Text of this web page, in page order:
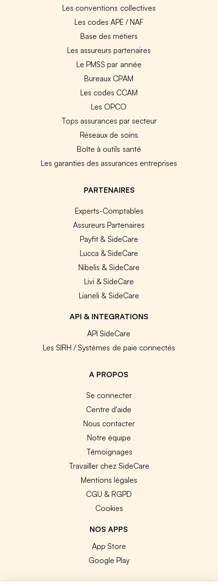
Les conventions collectives
Les codes APE / NAF
Base des métiers
Les assureurs partenaires
Le PMSS par année
Bureaux CPAM
Les codes CCAM
Les OPCO
Tops assurances par secteur
Réseaux de soins
Boîte à outils santé
Les garanties des assurances entreprises
PARTENAIRES
Experts-Comptables
Assureurs Partenaires
Payfit & SideCare
Lucca & SideCare
Nibelis & SideCare
Livi & SideCare
Lianeli & SideCare
API & INTEGRATIONS
API SideCare
Les SIRH / Systèmes de paie connectés
A PROPOS
Se connecter
Centre d'aide
Nous contacter
Notre équipe
Témoignages
Travailler chez SideCare
Mentions légales
CGU & RGPD
Cookies
NOS APPS
App Store
Google Play